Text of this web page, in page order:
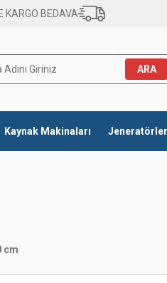
KARGO BEDAVA
ARA
Kaynak Makinaları
cm